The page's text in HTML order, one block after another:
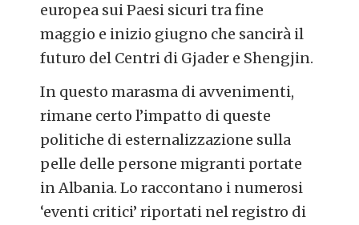
europea sui Paesi sicuri tra fine
maggio e inizio giugno che sancirà il
futuro del Centri di Gjader e Shengjin.
In questo marasma di avvenimenti,
rimane certo l’impatto di queste
politiche di esternalizzazione sulla
pelle delle persone migranti portate
in Albania. Lo raccontano i numerosi
‘eventi critici’ riportati nel registro di